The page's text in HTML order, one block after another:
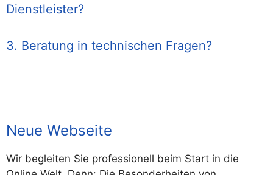
Dienstleister?
3. Beratung in technischen Fragen?
Neue Webseite
Wir begleiten Sie professionell beim Start in die